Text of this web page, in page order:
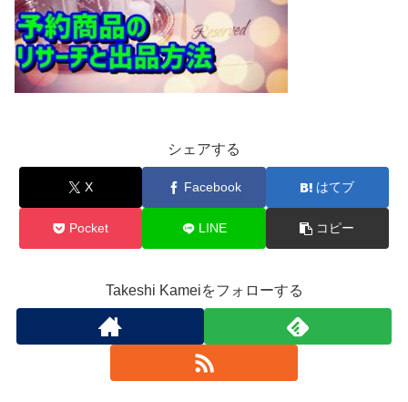
シェアする
X Facebook はてブ
Pocket LINE コピー
Takeshi Kameiをフォローする